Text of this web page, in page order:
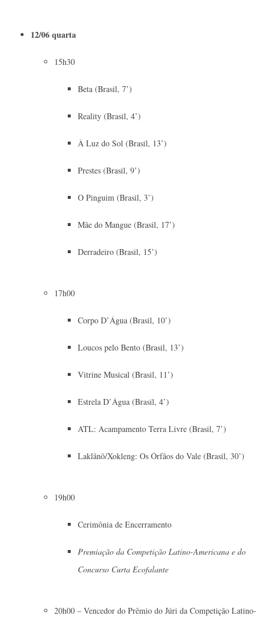
12/06 quarta
15h30
Beta (Brasil, 7’)
Reality (Brasil, 4’)
À Luz do Sol (Brasil, 13’)
Prestes (Brasil, 9’)
O Pinguim (Brasil, 3’)
Mãe do Mangue (Brasil, 17’)
Derradeiro (Brasil, 15’)
17h00
Corpo D’Água (Brasil, 10’)
Loucos pelo Bento (Brasil, 13’)
Vitrine Musical (Brasil, 11’)
Estrela D’Água (Brasil, 4’)
ATL: Acampamento Terra Livre (Brasil, 7’)
Laklãnõ/Xokleng: Os Órfãos do Vale (Brasil, 30’)
19h00
Cerimônia de Encerramento
Premiação da Competição Latino-Americana e do
Concurso Curta Ecofalante
20h00 – Vencedor do Prêmio do Júri da Competição Latino-